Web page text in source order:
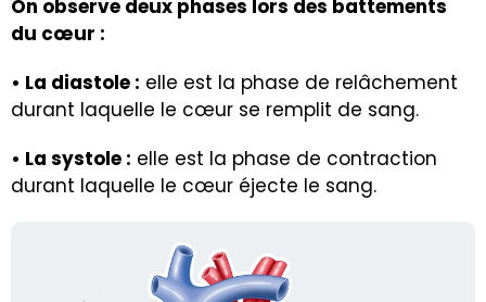
On observe deux phases lors des battements
du cœur :
• La diastole : elle est la phase de relâchement
durant laquelle le cœur se remplit de sang.
• La systole : elle est la phase de contraction
durant laquelle le cœur éjecte le sang.